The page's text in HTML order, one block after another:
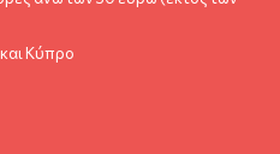
Κύπρο